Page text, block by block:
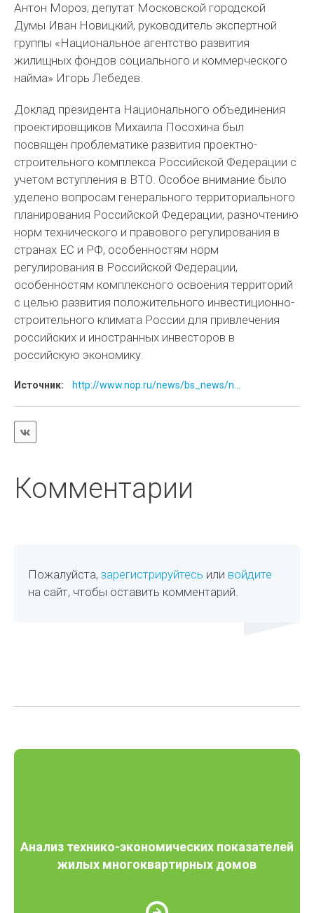
Антон Мороз, депутат Московской городской
Думы Иван Новицкий, руководитель экспертной
группы «Национальное агентство развития
жилищных фондов социального и коммерческого
найма» Игорь Лебедев.
Доклад президента Национального объединения
проектировщиков Михаила Посохина был
посвящен проблематике развития проектно-
строительного комплекса Российской Федерации с
учетом вступления в ВТО. Особое внимание было
уделено вопросам генерального территориального
планирования Российской Федерации, разночтению
норм технического и правового регулирования в
странах ЕС и РФ, особенностям норм
регулирования в Российской Федерации,
особенностям комплексного освоения территорий
с целью развития положительного инвестиционно-
строительного климата России для привлечения
российских и иностранных инвесторов в
российскую экономику.
Источник: http://www.nop.ru/news/bs_news/n...
Комментарии
Пожалуйста,зарегистрируйтесь или войдите
на сайт, чтобы оставить комментарий.
Анализ технико-экономических показателей
жилых многоквартирных домов